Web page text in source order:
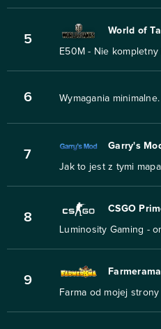
5
World of
E50M - Nie kompletny
6 Wymagania
7
Garry's
Jak to jest z tymi
8
CSGO
Luminosity Gaming -
9
Farmerama
Farma od mojej strony